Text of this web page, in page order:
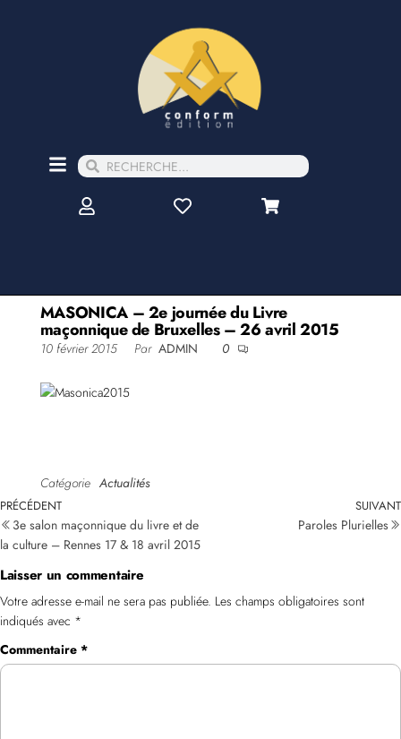
MASONICA – 2e journée du Livre
maçonnique de Bruxelles – 26 avril 2015
10 février 2015 Par ADMIN 0
Catégorie Actualités
PRÉCÉDENT
3e salon maçonnique du livre et de
la culture – Rennes 17 & 18 avril 2015
SUIVANT
Paroles Plurielles
Laisser un commentaire
Votre adresse e-mail ne sera pas publiée. Les champs obligatoires sont
indiqués avec *
Commentaire *